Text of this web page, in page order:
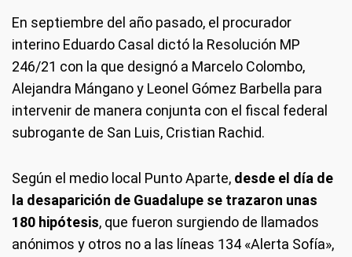
En septiembre del año pasado, el procurador
interino Eduardo Casal dictó la Resolución MP
246/21 con la que designó a Marcelo Colombo,
Alejandra Mángano y Leonel Gómez Barbella para
intervenir de manera conjunta con el fiscal federal
subrogante de San Luis, Cristian Rachid.
Según el medio local Punto Aparte, desde el día de
la desaparición de Guadalupe se trazaron unas
180 hipótesis, que fueron surgiendo de llamados
anónimos y otros no a las líneas 134 «Alerta Sofía»,